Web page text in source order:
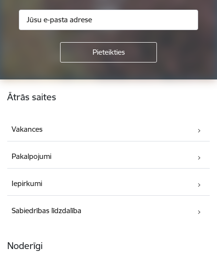
Kājene
Ātrās saites
Vakances
Pakalpojumi
Iepirkumi
Sabiedrības līdzdalība
Noderīgi